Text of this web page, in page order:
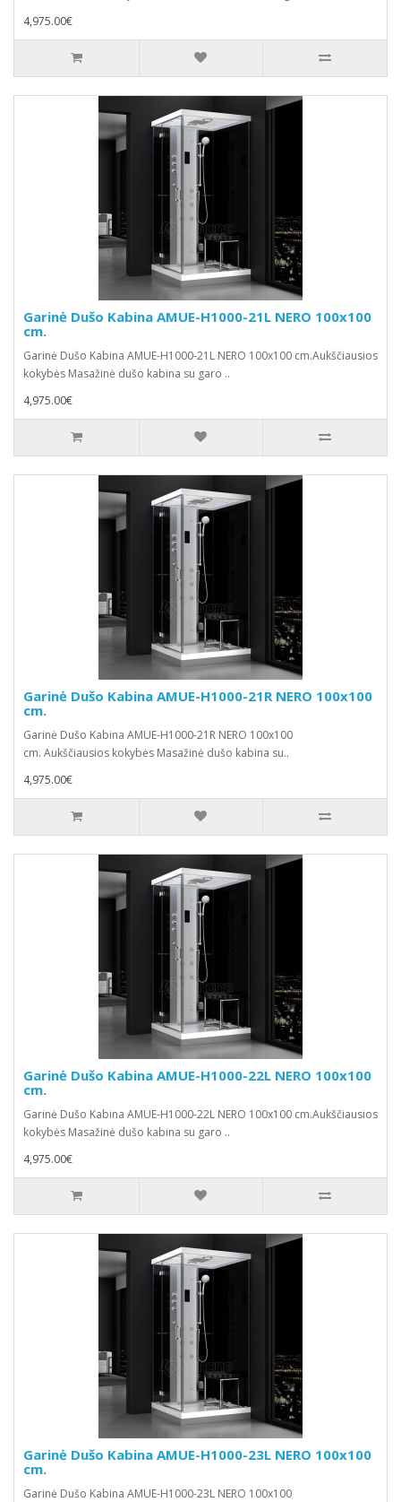
4,975.00€
Garinė Dušo Kabina AMUE-H1000-21L NERO 100x100
cm.
Garinė Dušo Kabina AMUE-H1000-21L NERO 100x100 cm.Aukščiausios
kokybės Masažinė dušo kabina su garo ..
4,975.00€
Garinė Dušo Kabina AMUE-H1000-21R NERO 100x100
cm.
Garinė Dušo Kabina AMUE-H1000-21R NERO 100x100
cm. Aukščiausios kokybės Masažinė dušo kabina su..
4,975.00€
Garinė Dušo Kabina AMUE-H1000-22L NERO 100x100
cm.
Garinė Dušo Kabina AMUE-H1000-22L NERO 100x100 cm.Aukščiausios
kokybės Masažinė dušo kabina su garo ..
4,975.00€
Garinė Dušo Kabina AMUE-H1000-23L NERO 100x100
cm.
Garinė Dušo Kabina AMUE-H1000-23L NERO 100x100